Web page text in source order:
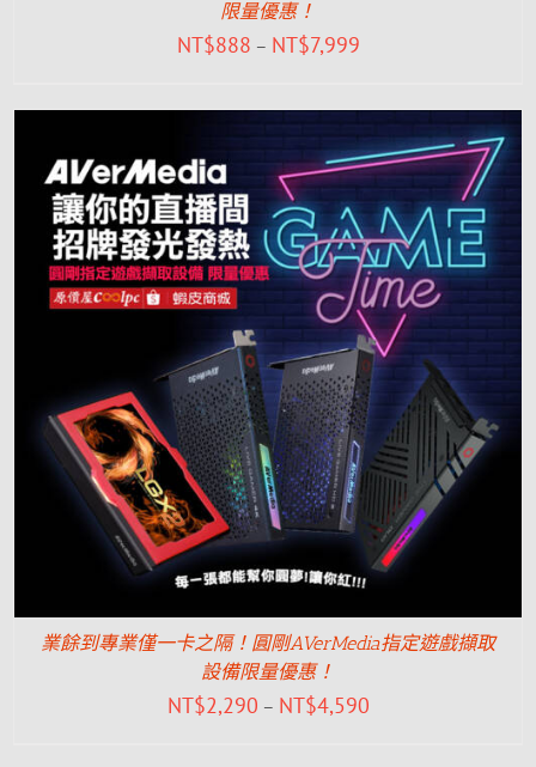
限量優惠！
NT$888 – NT$7,999
業餘到專業僅一卡之隔！圓剛AVerMedia指定遊戲擷取
設備限量優惠！
NT$2,290 – NT$4,590